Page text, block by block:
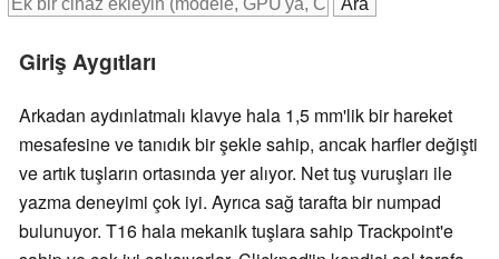
Giriş Aygıtları
Arkadan aydınlatmalı klavye hala 1,5 mm'lik bir hareket
mesafesine ve tanıdık bir şekle sahip, ancak harfler değişti
ve artık tuşların ortasında yer alıyor. Net tuş vuruşları ile
yazma deneyimi çok iyi. Ayrıca sağ tarafta bir numpad
bulunuyor. T16 hala mekanik tuşlara sahip Trackpoint'e